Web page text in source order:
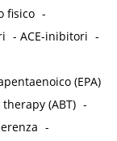
fisico -
-ACE-inibitori -
(EPA)
(ABT) -
-